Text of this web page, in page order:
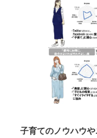
子育てのノウハウ